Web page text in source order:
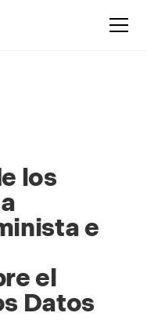
los
e
el
Datos